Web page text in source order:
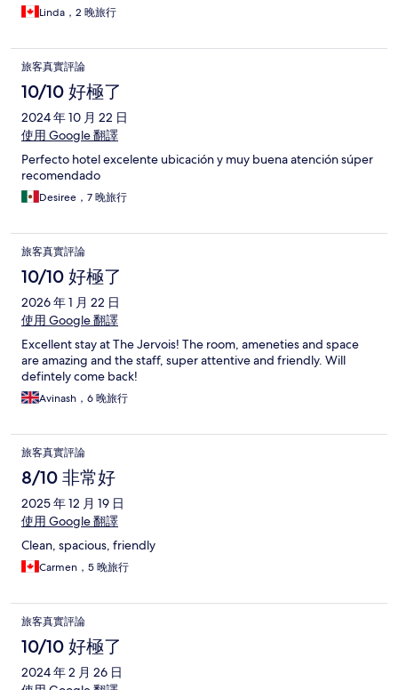
Linda，2 晚旅行
旅客真實評論
10/10 好極了
2024 年 10 月 22 日
使用 Google 翻譯
Perfecto hotel excelente ubicación y muy buena atención súper
recomendado
Desiree，7 晚旅行
旅客真實評論
10/10 好極了
2026 年 1 月 22 日
使用 Google 翻譯
Excellent stay at The Jervois! The room, ameneties and space
are amazing and the staff, super attentive and friendly. Will
defintely come back!
Avinash，6 晚旅行
旅客真實評論
8/10 非常好
2025 年 12 月 19 日
使用 Google 翻譯
Clean, spacious, friendly
Carmen，5 晚旅行
旅客真實評論
10/10 好極了
2024 年 2 月 26 日